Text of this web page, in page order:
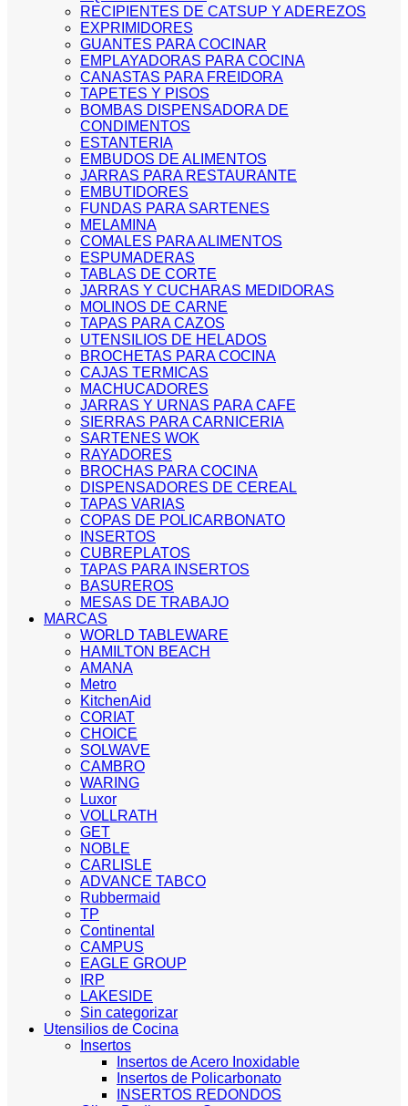
RECIPIENTES DE CATSUP Y ADEREZOS
EXPRIMIDORES
GUANTES PARA COCINAR
EMPLAYADORAS PARA COCINA
CANASTAS PARA FREIDORA
TAPETES Y PISOS
BOMBAS DISPENSADORA DE
CONDIMENTOS
ESTANTERIA
EMBUDOS DE ALIMENTOS
JARRAS PARA RESTAURANTE
EMBUTIDORES
FUNDAS PARA SARTENES
MELAMINA
COMALES PARA ALIMENTOS
ESPUMADERAS
TABLAS DE CORTE
JARRAS Y CUCHARAS MEDIDORAS
MOLINOS DE CARNE
TAPAS PARA CAZOS
UTENSILIOS DE HELADOS
BROCHETAS PARA COCINA
CAJAS TERMICAS
MACHUCADORES
JARRAS Y URNAS PARA CAFE
SIERRAS PARA CARNICERIA
SARTENES WOK
RAYADORES
BROCHAS PARA COCINA
DISPENSADORES DE CEREAL
TAPAS VARIAS
COPAS DE POLICARBONATO
INSERTOS
CUBREPLATOS
TAPAS PARA INSERTOS
BASUREROS
MESAS DE TRABAJO
MARCAS
WORLD TABLEWARE
HAMILTON BEACH
AMANA
Metro
KitchenAid
CORIAT
CHOICE
SOLWAVE
CAMBRO
WARING
Luxor
VOLLRATH
GET
NOBLE
CARLISLE
ADVANCE TABCO
Rubbermaid
TP
Continental
CAMPUS
EAGLE GROUP
IRP
LAKESIDE
Sin categorizar
Utensilios de Cocina
Insertos
Insertos de Acero Inoxidable
Insertos de Policarbonato
INSERTOS REDONDOS